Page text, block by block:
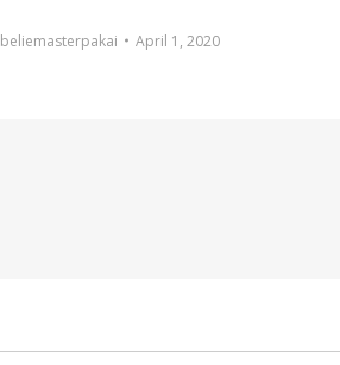
beliemasterpakai April 1, 2020